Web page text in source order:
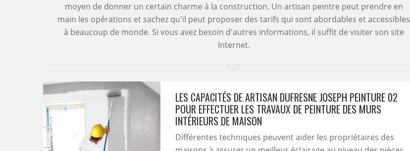
moyen de donner un certain charme à la construction. Un artisan peintre peut prendre en
main les opérations et sachez qu'il peut proposer des tarifs qui sont abordables et accessibles
à beaucoup de monde. Si vous avez besoin d'autres informations, il suffit de visiter son site
Internet.
LES CAPACITÉS DE ARTISAN DUFRESNE JOSEPH PEINTURE 02
POUR EFFECTUER LES TRAVAUX DE PEINTURE DES MURS
INTÉRIEURS DE MAISON
Différentes techniques peuvent aider les propriétaires des